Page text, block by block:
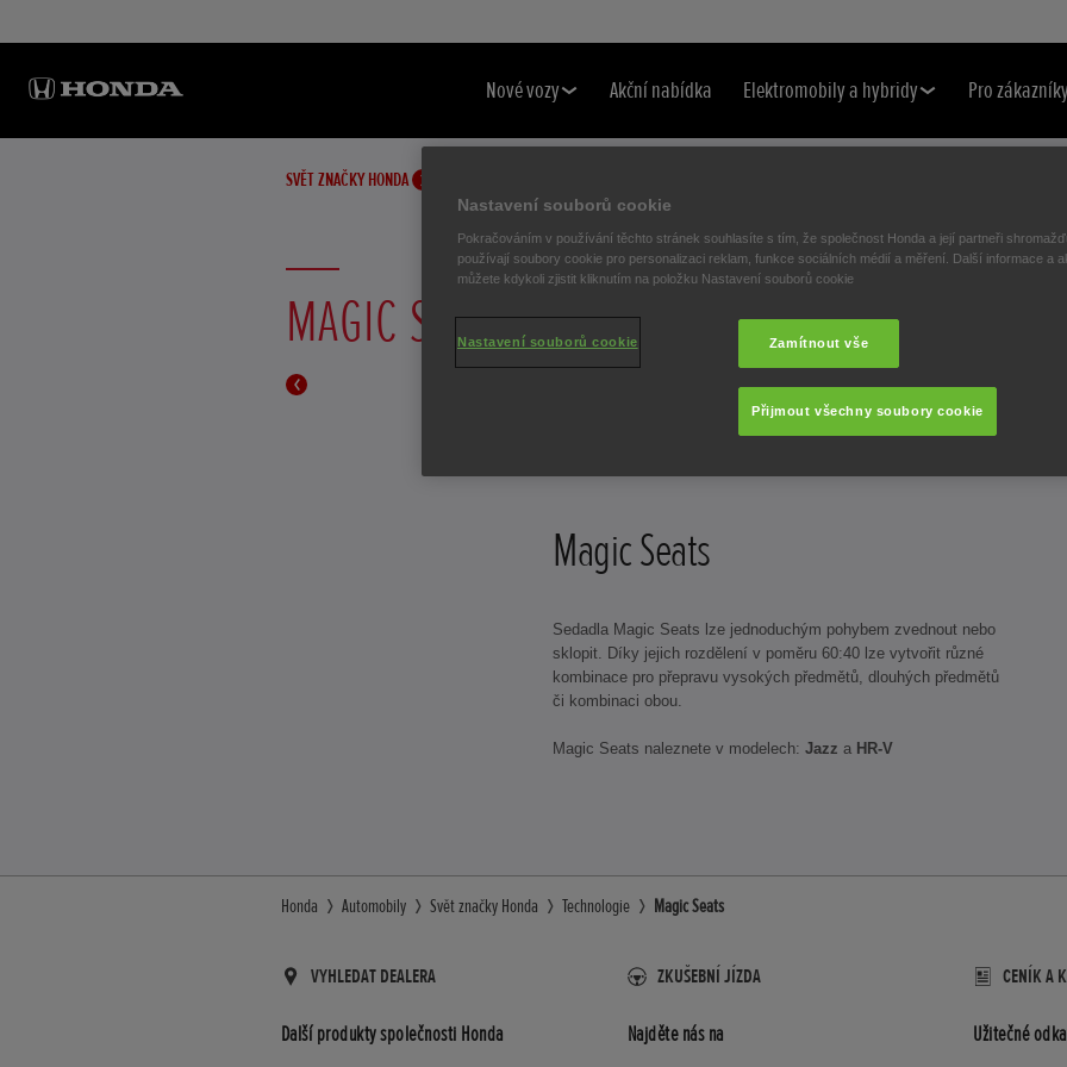
Nové vozy Akční nabídka Elektromobily a hybridy Pro
SVĚT ZNAČKY HONDA
MAGIC SEATS
Magic Seats
Sedadla Magic Seats lze jednoduchým pohybem zvednout nebo
sklopit. Díky jejich rozdělení v poměru 60:40 lze vytvořit různé
kombinace pro přepravu vysokých předmětů, dlouhých předmětů
či kombinaci obou.
Magic Seats naleznete v modelech:Jazz a HR-V
Honda Automobily Svět značky Honda Technologie Magic Seats
VYHLEDAT DEALERA ZKUŠEBNÍ JÍZDA CENÍK A
Další produkty společnosti Honda Najděte nás na Užitečné
Nastavení souborů cookie
Pokračováním v používání těchto stránek souhlasíte s tím, že společnost Honda a její partneři
používají soubory cookie pro personalizaci reklam, funkce sociálních médií a měření. Další informace a
můžete kdykoli zjistit kliknutím na položku Nastavení souborů cookie
Zamítnout vše
Přijmout všechny soubory cookie
Nastavení souborů cookie